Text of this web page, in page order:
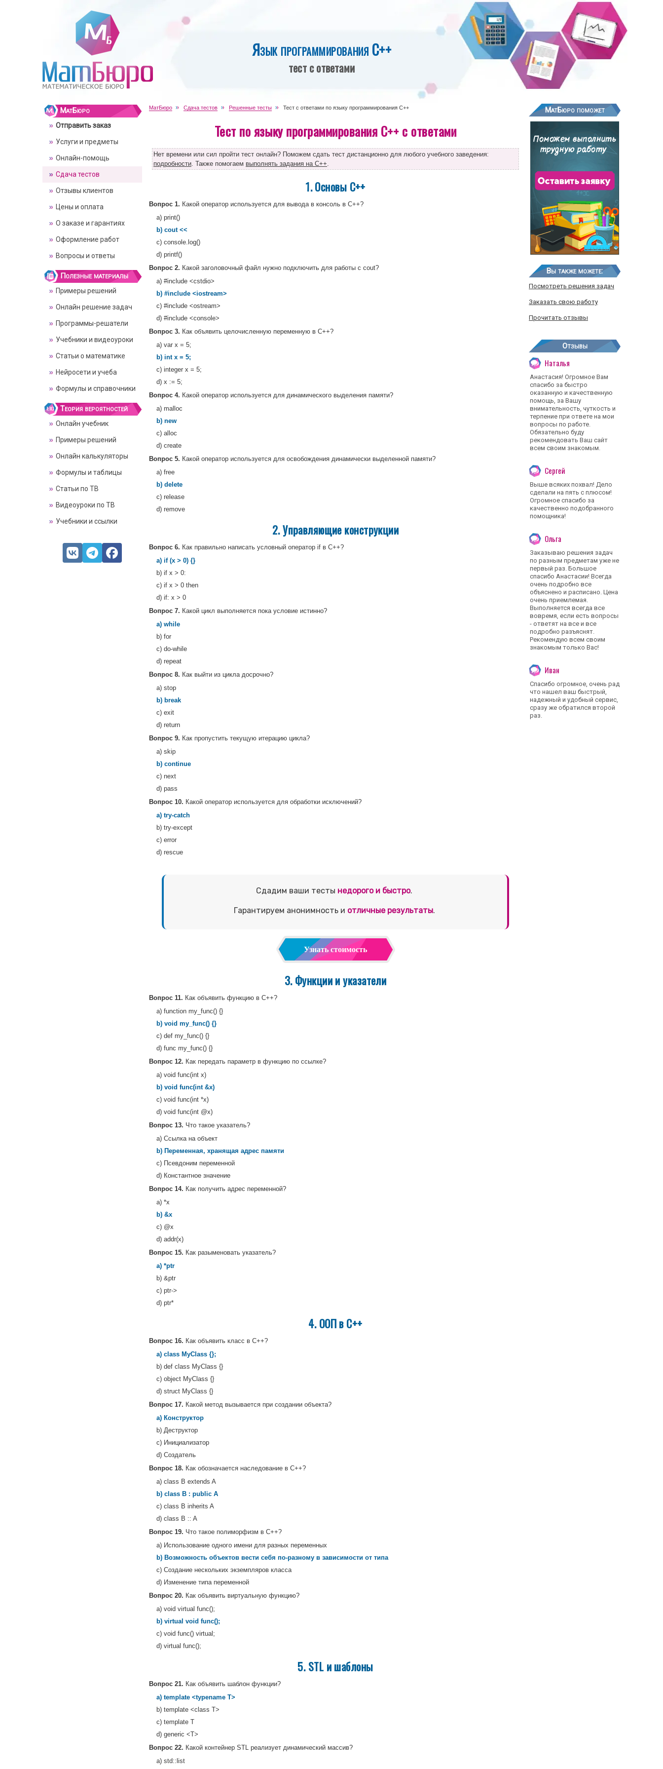
Язык программирования C++
тест с ответами
МатБюро Сдача тестов Решенные тесты Тест с ответами по языку программирования C++
Тест по языку программирования C++ с ответами
Нет времени или сил пройти тест онлайн? Поможем сдать тест дистанционно для любого учебного заведения:
подробности. Также помогаем выполнять задания на C++.
1. Основы C++
Вопрос 1. Какой оператор используется для вывода в консоль в C++?
a) print()
b) cout <<
c) console.log()
d) printf()
Вопрос 2. Какой заголовочный файл нужно подключить для работы с cout?
a) #include <cstdio>
b) #include <iostream>
c) #include <ostream>
d) #include <console>
Вопрос 3. Как объявить целочисленную переменную в C++?
a) var x = 5;
b) int x = 5;
c) integer x = 5;
d) x := 5;
Вопрос 4. Какой оператор используется для динамического выделения памяти?
a) malloc
b) new
c) alloc
d) create
Вопрос 5. Какой оператор используется для освобождения динамически выделенной памяти?
a) free
b) delete
c) release
d) remove
2. Управляющие конструкции
Вопрос 6. Как правильно написать условный оператор if в C++?
a) if (x > 0) {}
b) if x > 0:
c) if x > 0 then
d) if: x > 0
Вопрос 7. Какой цикл выполняется пока условие истинно?
a) while
b) for
c) do-while
d) repeat
Вопрос 8. Как выйти из цикла досрочно?
a) stop
b) break
c) exit
d) return
Вопрос 9. Как пропустить текущую итерацию цикла?
a) skip
b) continue
c) next
d) pass
Вопрос 10. Какой оператор используется для обработки исключений?
a) try-catch
b) try-except
c) error
d) rescue
Сдадим ваши тесты недорого и быстро.
Гарантируем анонимность и отличные результаты.
Узнать стоимость
3. Функции и указатели
Вопрос 11. Как объявить функцию в C++?
a) function my_func() {}
b) void my_func() {}
c) def my_func() {}
d) func my_func() {}
Вопрос 12. Как передать параметр в функцию по ссылке?
a) void func(int x)
b) void func(int &x)
c) void func(int *x)
d) void func(int @x)
Вопрос 13. Что такое указатель?
a) Ссылка на объект
b) Переменная, хранящая адрес памяти
c) Псевдоним переменной
d) Константное значение
Вопрос 14. Как получить адрес переменной?
a) *x
b) &x
c) @x
d) addr(x)
Вопрос 15. Как разыменовать указатель?
a) *ptr
b) &ptr
c) ptr->
d) ptr*
4. ООП в C++
Вопрос 16. Как объявить класс в C++?
a) class MyClass {};
b) def class MyClass {}
c) object MyClass {}
d) struct MyClass {}
Вопрос 17. Какой метод вызывается при создании объекта?
a) Конструктор
b) Деструктор
c) Инициализатор
d) Создатель
Вопрос 18. Как обозначается наследование в C++?
a) class B extends A
b) class B : public A
c) class B inherits A
d) class B :: A
Вопрос 19. Что такое полиморфизм в C++?
a) Использование одного имени для разных переменных
b) Возможность объектов вести себя по-разному в зависимости от типа
c) Создание нескольких экземпляров класса
d) Изменение типа переменной
Вопрос 20. Как объявить виртуальную функцию?
a) void virtual func();
b) virtual void func();
c) void func() virtual;
d) virtual func();
5. STL и шаблоны
Вопрос 21. Как объявить шаблон функции?
a) template <typename T>
b) template <class T>
c) template T
d) generic <T>
Вопрос 22. Какой контейнер STL реализует динамический массив?
a) std::list
МатБюро
Отправить заказ
Услуги и предметы
Онлайн-помощь
Сдача тестов
Отзывы клиентов
Цены и оплата
О заказе и гарантиях
Оформление работ
Вопросы и ответы
Полезные материалы
Примеры решений
Онлайн решение задач
Программы-решатели
Учебники и видеоуроки
Статьи о математике
Нейросети и учеба
Формулы и справочники
Теория вероятностей
Онлайн учебник
Примеры решений
Онлайн калькуляторы
Формулы и таблицы
Статьи по ТВ
Видеоуроки по ТВ
Учебники и ссылки
МатБюро поможет
Вы также можете:
Посмотреть решения задач
Заказать свою работу
Прочитать отзывы
Отзывы
Наталья
Анастасия! Огромное Вам
спасибо за быстро
оказанную и качественную
помощь, за Вашу
внимательность, чуткость и
терпение при ответе на мои
вопросы по работе.
Обязательно буду
рекомендовать Ваш сайт
всем своим знакомым.
Сергей
Выше всяких похвал! Дело
сделали на пять с плюсом!
Огромное спасибо за
качественно подобранного
помощника!
Ольга
Заказываю решения задач
по разным предметам уже не
первый раз. Большое
спасибо Анастасии! Всегда
очень подробно все
объяснено и расписано. Цена
очень приемлемая.
Выполняется всегда все
вовремя, если есть вопросы
- ответят на все и все
подробно разъяснят.
Рекомендую всем своим
знакомым только Вас!
Иван
Спасибо огромное, очень рад
что нашел ваш быстрый,
надежный и удобный сервис,
сразу же обратился второй
раз.